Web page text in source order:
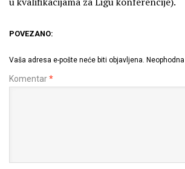
POVEZANO:
Vaša adresa e-pošte neće biti objavljena.
Komentar*